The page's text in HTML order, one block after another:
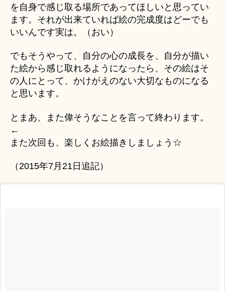
を自身で感じ取る場所であってほしいと思ってい
ます。それが出来ていれば絵の完成度はどーでも
いいんです実は。（おい）
でもそうやって、自分の心の成長を、自分が描い
た絵から感じ取れるようになったら、その絵はそ
の人にとって、かけがえのない大切なものになる
と思います。
とまあ、また偉そうなことを言って終わります。
←
また次回も、楽しくお絵描きしましょう☆
（2015年7月21日追記）